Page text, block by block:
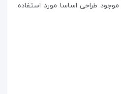
طراحی اساسا مورد استفاده